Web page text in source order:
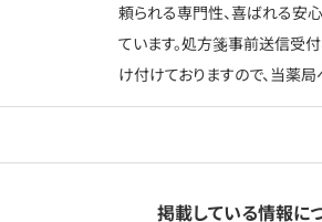
頼られる専門性、喜ばれる安
ています。処方箋事前送信受
け付けておりますので、当薬局
掲載している情報に